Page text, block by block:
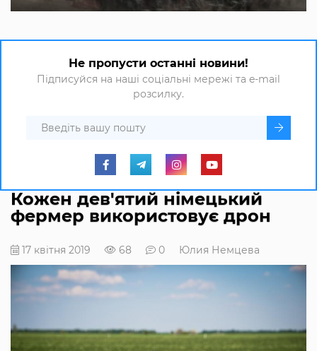
Не пропусти останні новини!
Підписуйся на наші соціальні мережі та e-mail
розсилку.
Кожен дев'ятий німецький
фермер використовує дрон
17 квітня 2019 68 0 Юлия Немцева